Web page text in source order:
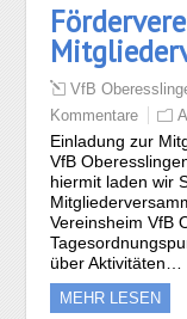
VfB
Kommentare
Einladung zur
VfB
hiermit laden wir
Vereinsheim VfB
über Aktivitäten…
MEHR LESEN